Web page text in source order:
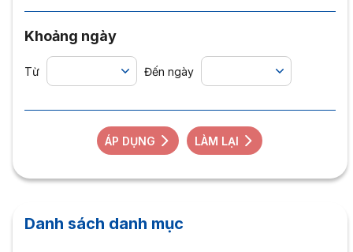
Khoảng ngày
Từ Đến ngày
ÁP DỤNG LÀM LẠI
Danh sách danh mục